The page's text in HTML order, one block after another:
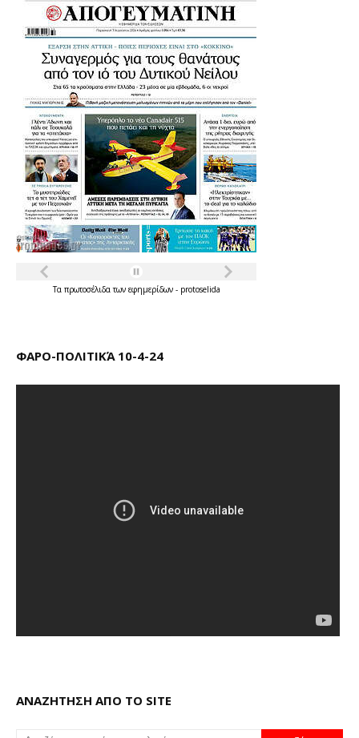
Τα πρωτοσέλιδατων εφημερίδων - protoselida
ΦΑΡΟ-ΠΟΛΙΤΙΚΆ 10-4-24
ΑΝΑΖΗΤΗΣΗ ΑΠΟ ΤΟ SITE